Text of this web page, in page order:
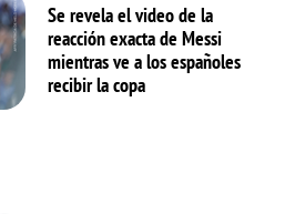
Se revela el video de la
reacción exacta de Messi
mientras ve a los españoles
recibir la copa